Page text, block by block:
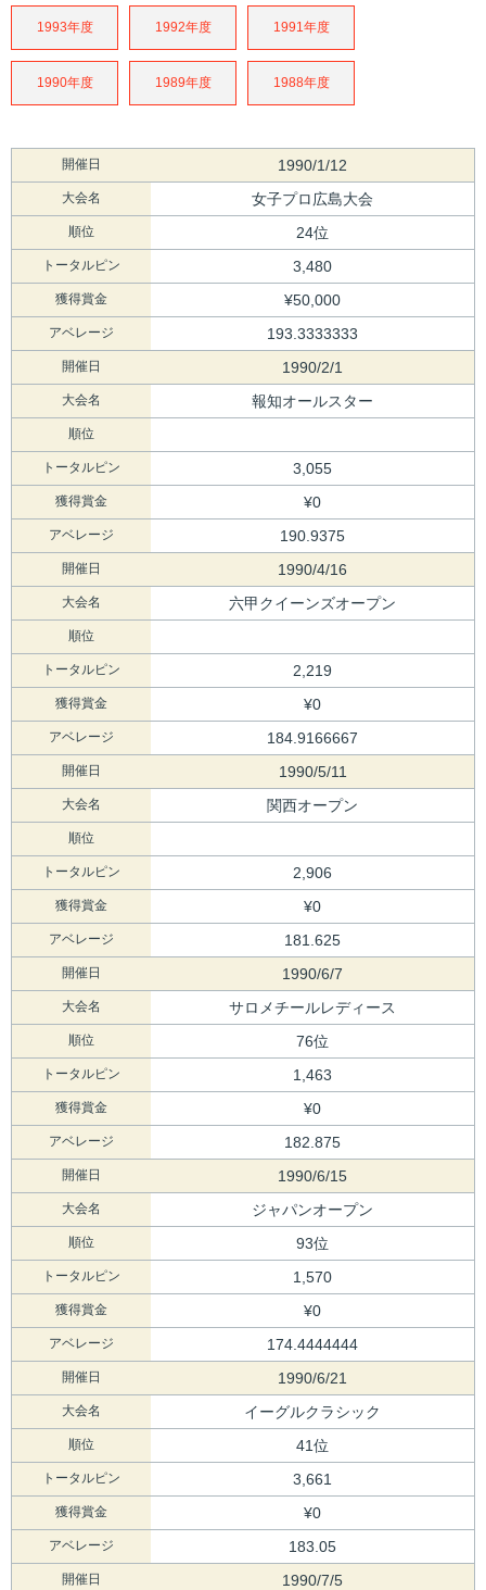
1993年度 1992年度 1991年度
1990年度 1989年度 1988年度
開催日 1990/1/12
大会名 女子プロ広島大会
順位 24位
トータルピン 3,480
獲得賞金 ¥50,000
アベレージ 193.3333333
開催日 1990/2/1
大会名 報知オールスター
順位
トータルピン 3,055
獲得賞金 ¥0
アベレージ 190.9375
開催日 1990/4/16
大会名 六甲クイーンズオープン
順位
トータルピン 2,219
獲得賞金 ¥0
アベレージ 184.9166667
開催日 1990/5/11
大会名 関西オープン
順位
トータルピン 2,906
獲得賞金 ¥0
アベレージ 181.625
開催日 1990/6/7
大会名 サロメチールレディース
順位 76位
トータルピン 1,463
獲得賞金 ¥0
アベレージ 182.875
開催日 1990/6/15
大会名 ジャパンオープン
順位 93位
トータルピン 1,570
獲得賞金 ¥0
アベレージ 174.4444444
開催日 1990/6/21
大会名 イーグルクラシック
順位 41位
トータルピン 3,661
獲得賞金 ¥0
アベレージ 183.05
開催日 1990/7/5